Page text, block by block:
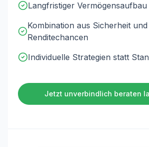
Langfristiger Vermögensaufbau
Kombination aus Sicherheit und
Renditechancen
Individuelle Strategien statt
Jetzt unverbindlich beraten